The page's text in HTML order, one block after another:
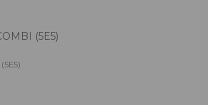
(5E5)